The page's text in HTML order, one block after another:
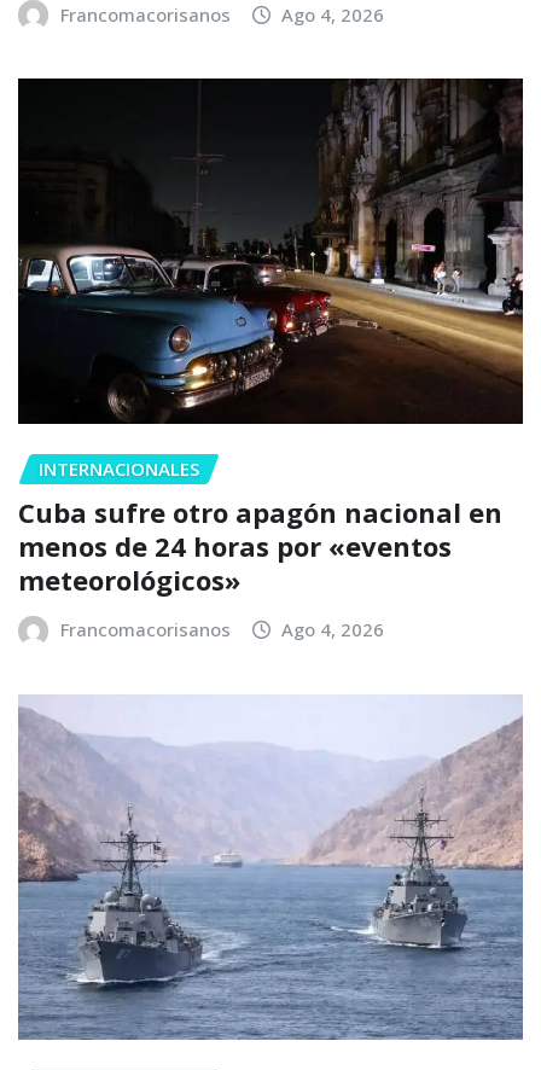
Francomacorisanos Ago 4, 2026
INTERNACIONALES
Cuba sufre otro apagón nacional en
menos de 24 horas por «eventos
meteorológicos»
Francomacorisanos Ago 4, 2026